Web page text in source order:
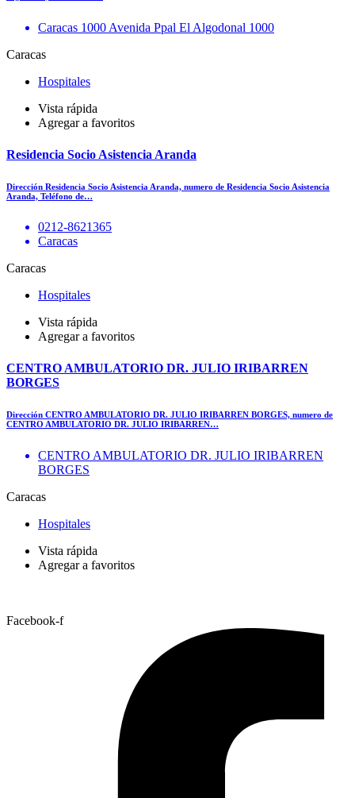
Caracas 1000 Avenida Ppal El Algodonal 1000
Caracas
Hospitales
Vista rápida
Agregar a favoritos
Residencia Socio Asistencia Aranda
Dirección Residencia Socio Asistencia Aranda, numero de Residencia Socio Asistencia
Aranda, Teléfono de…
0212-8621365
Caracas
Caracas
Hospitales
Vista rápida
Agregar a favoritos
CENTRO AMBULATORIO DR. JULIO IRIBARREN
BORGES
Dirección CENTRO AMBULATORIO DR. JULIO IRIBARREN BORGES, numero de
CENTRO AMBULATORIO DR. JULIO IRIBARREN…
CENTRO AMBULATORIO DR. JULIO IRIBARREN
BORGES
Caracas
Hospitales
Vista rápida
Agregar a favoritos
Facebook-f